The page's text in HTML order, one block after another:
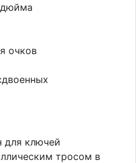
дюйма
очков
для ключей
тросом в